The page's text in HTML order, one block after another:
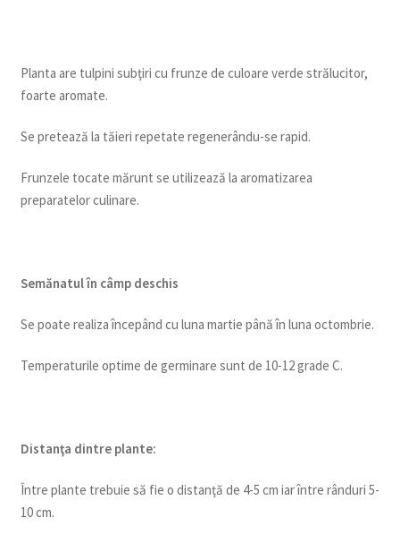
Planta are tulpini subţiri cu frunze de culoare verde strălucitor,
foarte aromate.
Se pretează la tăieri repetate regenerându-se rapid.
Frunzele tocate mărunt se utilizează la aromatizarea
preparatelor culinare.
Semănatul în câmp deschis
Se poate realiza începând cu luna martie până în luna octombrie.
Temperaturile optime de germinare sunt de 10-12 grade C.
Distanţa dintre plante:
Între plante trebuie să fie o distanţă de 4-5 cm iar între rânduri 5-
10 cm.